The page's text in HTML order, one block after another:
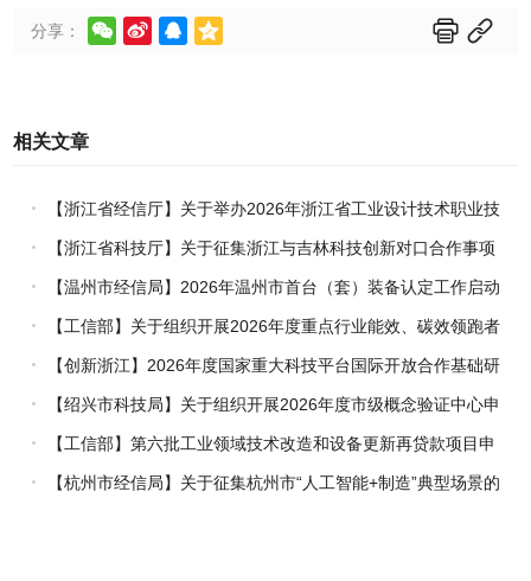
分享：      
相关文章
【浙江省经信厅】关于举办2026年浙江省工业设计技术职业技
能竞赛的通知
【浙江省科技厅】关于征集浙江与吉林科技创新对口合作事项
的通知【温州市经信局】2026年温州市首台（套）装备认定工作启动
【工信部】关于组织开展2026年度重点行业能效、碳效领跑者
企业推荐工作的通知
【创新浙江】2026年度国家重大科技平台国际开放合作基础研
究专项（试点）项目指南
【绍兴市科技局】关于组织开展2026年度市级概念验证中心申
报工作的通知
【工信部】第六批工业领域技术改造和设备更新再贷款项目申
报工作启动
【杭州市经信局】关于征集杭州市“人工智能+制造”典型场景的